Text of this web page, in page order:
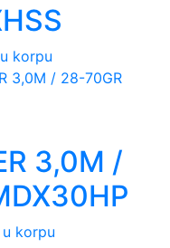
korpu
3,0M /
korpu